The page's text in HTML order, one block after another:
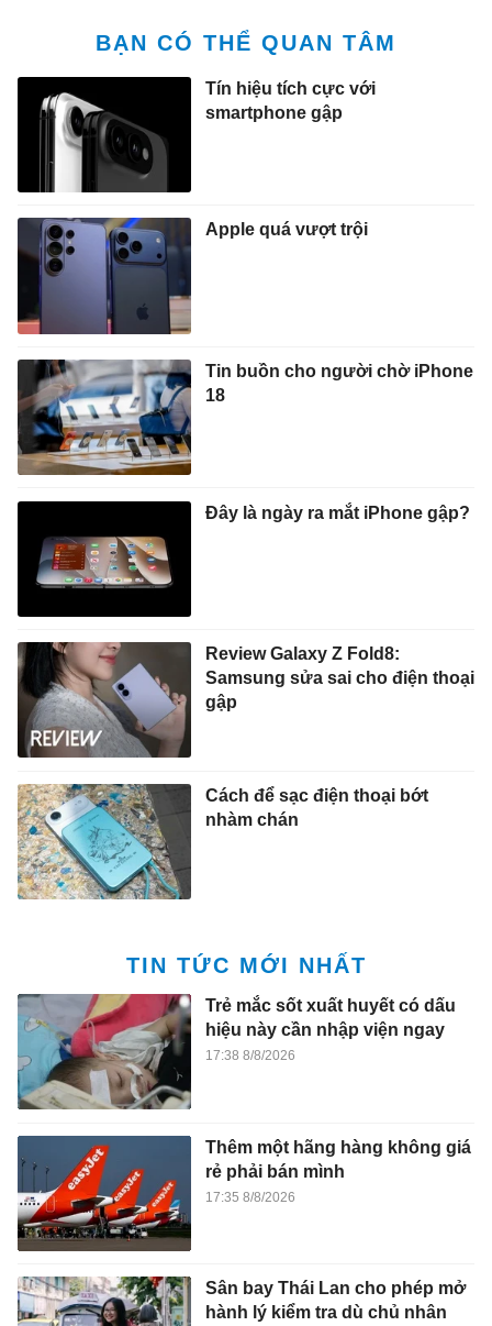
BẠN CÓ THỂ QUAN TÂM
Tín hiệu tích cực với
smartphone gập
Apple quá vượt trội
Tin buồn cho người chờ iPhone
18
Đây là ngày ra mắt iPhone gập?
Review Galaxy Z Fold8:
Samsung sửa sai cho điện thoại
gập
Cách để sạc điện thoại bớt
nhàm chán
TIN TỨC MỚI NHẤT
Trẻ mắc sốt xuất huyết có dấu
hiệu này cần nhập viện ngay
17:38 8/8/2026
Thêm một hãng hàng không giá
rẻ phải bán mình
17:35 8/8/2026
Sân bay Thái Lan cho phép mở
hành lý kiểm tra dù chủ nhân